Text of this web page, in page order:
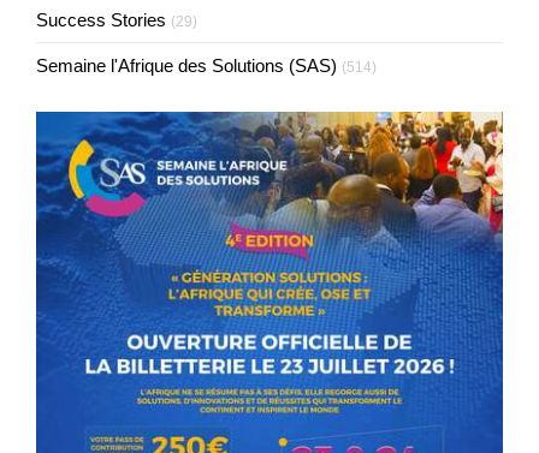
Success Stories (29)
Semaine l'Afrique des Solutions (SAS) (514)